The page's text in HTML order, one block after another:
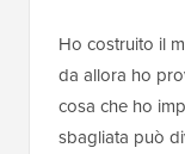
Ho costruito il
da allora ho
cosa che ho
sbagliata può